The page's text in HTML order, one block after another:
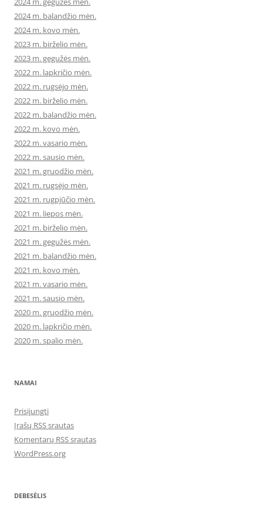
2024 m. balandžio mėn.
2024 m. kovo mėn.
2023 m. birželio mėn.
2023 m. gegužės mėn.
2022 m. lapkričio mėn.
2022 m. rugsėjo mėn.
2022 m. birželio mėn.
2022 m. balandžio mėn.
2022 m. kovo mėn.
2022 m. vasario mėn.
2022 m. sausio mėn.
2021 m. gruodžio mėn.
2021 m. rugsėjo mėn.
2021 m. rugpjūčio mėn.
2021 m. liepos mėn.
2021 m. birželio mėn.
2021 m. gegužės mėn.
2021 m. balandžio mėn.
2021 m. kovo mėn.
2021 m. vasario mėn.
2021 m. sausio mėn.
2020 m. gruodžio mėn.
2020 m. lapkričio mėn.
2020 m. spalio mėn.
NAMAI
Prisijungti
Įrašų RSS srautas
Komentarų RSS srautas
WordPress.org
DEBESĖLIS